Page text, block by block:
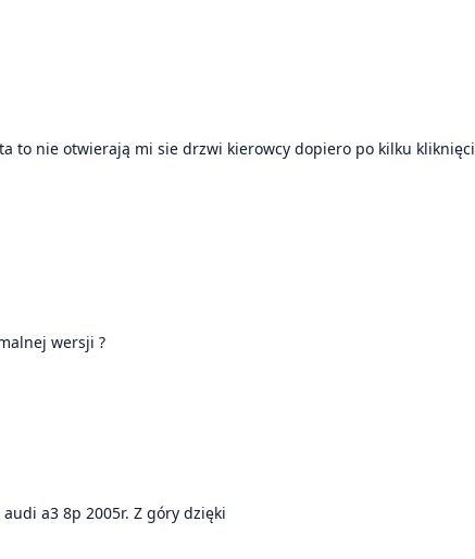
to nie otwierają mi sie drzwi kierowcy dopiero po kilku
wersji ?
, czy ktos pomoze jak wymienic czujnik abs tył audi a3 8p 2005r. Z góry dzięki